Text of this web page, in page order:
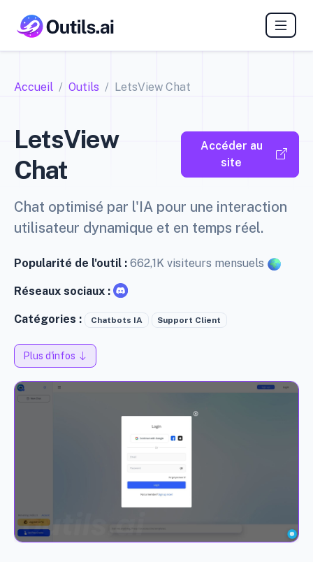
Accueil Outils LetsView Chat
LetsView
Chat
Accéder au
site
Chat optimisé par l'IA pour une interaction
utilisateur dynamique et en temps réel.
Popularité de l'outil : 662,1K visiteurs mensuels
Réseaux sociaux :
Catégories : Chatbots IA Support Client
Plus d'infos